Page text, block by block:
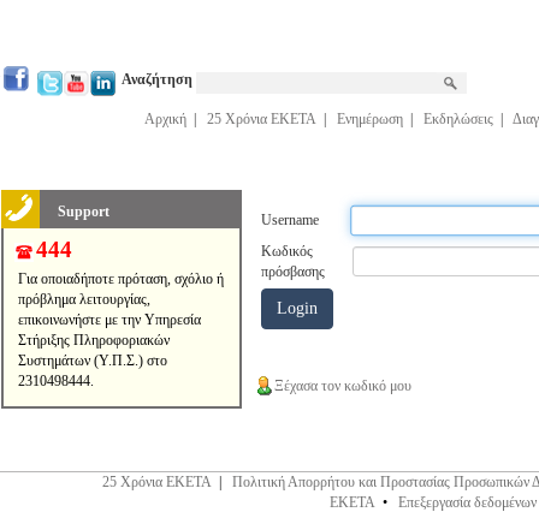
Αναζήτηση
Αρχική 25 Χρόνια ΕΚΕΤΑ Ενημέρωση Εκδηλώσεις
Support
444
Για οποιαδήποτε πρόταση, σχόλιο ή
πρόβλημα λειτουργίας,
επικοινωνήστε με την Υπηρεσία
Στήριξης Πληροφοριακών
Συστημάτων (Υ.Π.Σ.) στο
2310498444.
Username
Κωδικός
πρόσβασης
Ξέχασα τον κωδικό μου
25 Χρόνια ΕΚΕΤΑ
Πολιτική Απορρήτου και Προστασίας Προσωπικών
ΕΚΕΤΑ • Επεξεργασία